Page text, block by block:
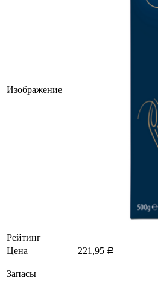
Изображение
Рейтинг
Цена
221,95 Р
Запасы